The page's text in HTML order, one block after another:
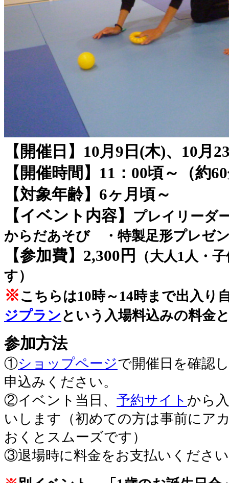
【開催日】10月9日(木)、10月
【開催時間】11：00頃～（約
【対象年齢】6ヶ月頃～
【イベント内容】
プレイリーダ
からだあそび ・特製足形プレゼ
【参加費】2,300円
（大人1人・
す）
※ こちらは10時～14時まで出入り
ジプラン という入場料込みの料金
参加方法
①ショップページで開催日を確認
申込みください。
②イベント当日、 予約サイト から
いします（初めての方は事前にア
おくとスムーズです）
③退場時に料金をお支払いくださ